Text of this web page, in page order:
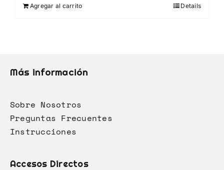
Agregar al carrito Details
Más información
Sobre Nosotros
Preguntas Frecuentes
Instrucciones
Accesos Directos